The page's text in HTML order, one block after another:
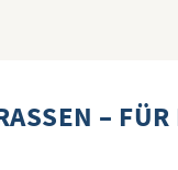
–